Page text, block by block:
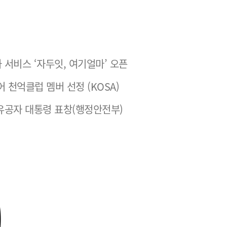
비스 ‘자두잇, 여기얼마’ 오픈
천억클럽 멤버 선정 (KOSA)
자 대통령 표창(행정안전부)